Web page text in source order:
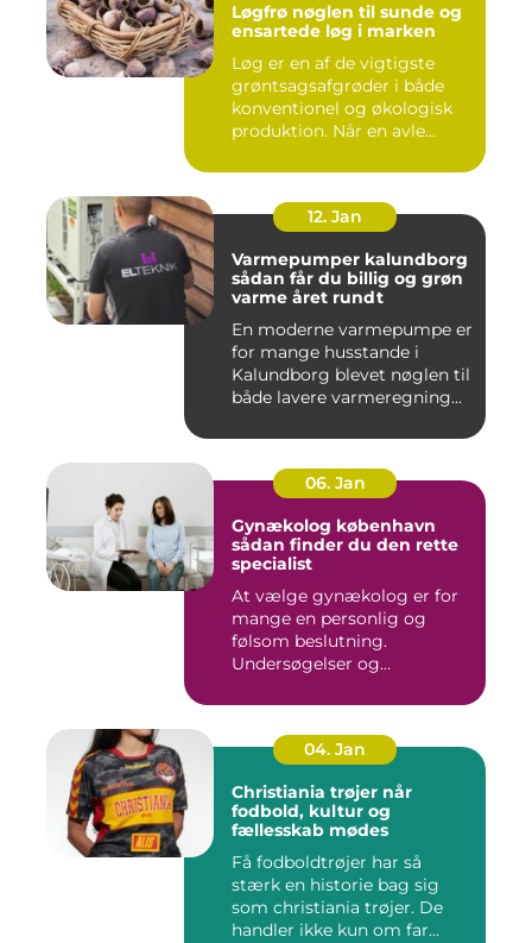
Løgfrø nøglen til sunde og
ensartede løg i marken
Løg er en af de vigtigste
grøntsagsafgrøder i både
konventionel og økologisk
produktion. Når en avle...
12. Jan
Varmepumper kalundborg
sådan får du billig og grøn
varme året rundt
En moderne varmepumpe er
for mange husstande i
Kalundborg blevet nøglen til
både lavere varmeregning...
06. Jan
Gynækolog københavn
sådan finder du den rette
specialist
At vælge gynækolog er for
mange en personlig og
følsom beslutning.
Undersøgelser og
04. Jan
Christiania trøjer når
fodbold, kultur og
fællesskab mødes
Få fodboldtrøjer har så
stærk en historie bag sig
som christiania trøjer. De
handler ikke kun om far...